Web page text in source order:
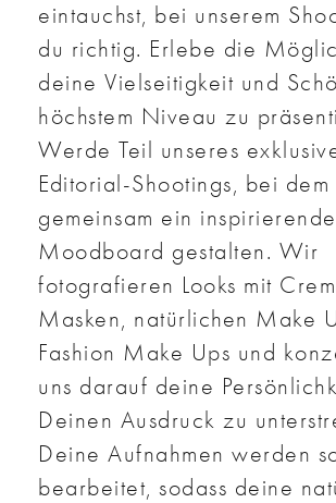
eintauchst, bei unserem
du richtig. Erlebe die
deine Vielseitigkeit und
höchstem Niveau zu
Werde Teil unseres
Editorial-Shootings, bei
gemeinsam ein
Moodboard gestalten. Wir
fotografieren Looks mit
Masken, natürlichen Make
Fashion Make Ups und
uns darauf deine
Deinen Ausdruck zu
Deine Aufnahmen werden
bearbeitet, sodass deine